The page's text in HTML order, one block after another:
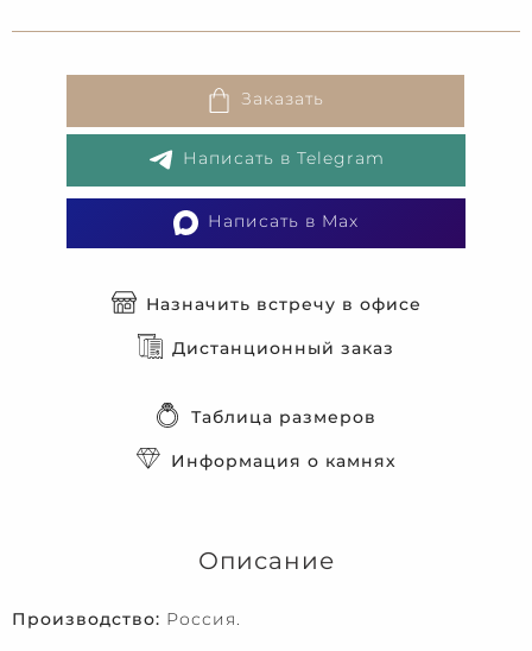
Заказать
Написать в Telegram
Написать в Max
Назначить встречу в офисе
Дистанционный заказ
Таблица размеров
Информация о камнях
Описание
Производство: Россия.